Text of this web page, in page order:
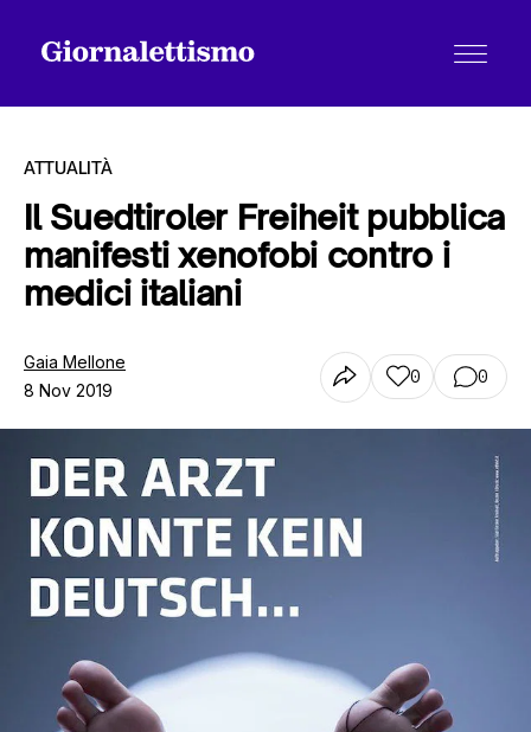
Tutti gli articoli
Chi siamo
ATTUALITÀ
Il Suedtiroler Freiheit pubblica
manifesti xenofobi contro i
medici italiani
Gaia Mellone
8 Nov 2019
0 0